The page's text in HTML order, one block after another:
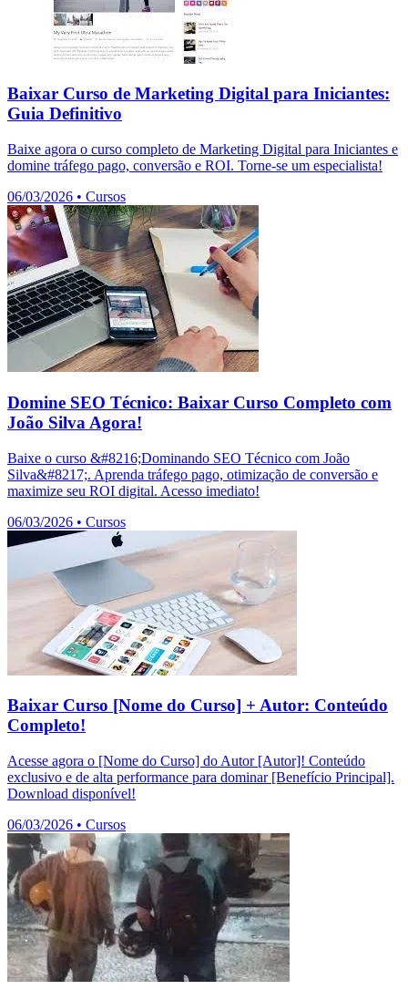
Baixar Curso de Marketing Digital para Iniciantes:
Guia Definitivo
Baixe agora o curso completo de Marketing Digital para Iniciantes e
domine tráfego pago, conversão e ROI. Torne-se um especialista!
06/03/2026 • Cursos
Domine SEO Técnico: Baixar Curso Completo com
João Silva Agora!
Baixe o curso &#8216;Dominando SEO Técnico com João
Silva&#8217;. Aprenda tráfego pago, otimização de conversão e
maximize seu ROI digital. Acesso imediato!
06/03/2026 • Cursos
Baixar Curso [Nome do Curso] + Autor: Conteúdo
Completo!
Acesse agora o [Nome do Curso] do Autor [Autor]! Conteúdo
exclusivo e de alta performance para dominar [Benefício Principal].
Download disponível!
06/03/2026 • Cursos